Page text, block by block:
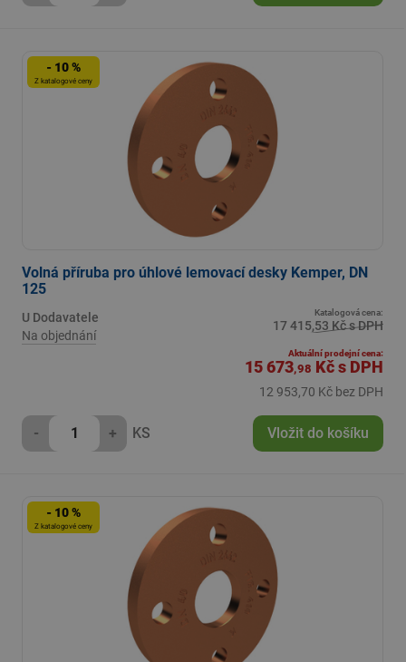
- 10 %
Z katalogové ceny
Volná příruba pro úhlové lemovací desky Kemper, DN
125
U Dodavatele
Na objednání
Katalogová cena:
17 415,53 Kč s DPH
Aktuální prodejní cena:
15 673,98 Kčs DPH
12 953,70 Kč bez DPH
- + KS Vložit do košíku
- 10 %
Z katalogové ceny